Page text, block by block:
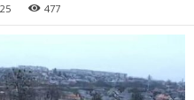
477